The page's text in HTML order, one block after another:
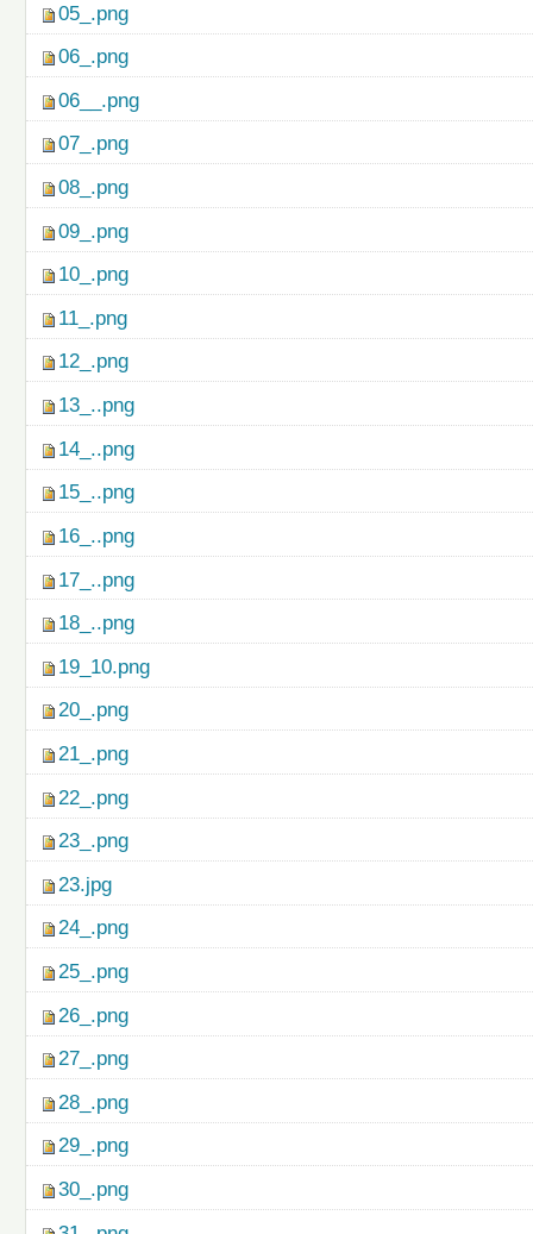
05_.png
06_.png
06__.png
07_.png
08_.png
09_.png
10_.png
11_.png
12_.png
13_..png
14_..png
15_..png
16_..png
17_..png
18_..png
19_10.png
20_.png
21_.png
22_.png
23_.png
23.jpg
24_.png
25_.png
26_.png
27_.png
28_.png
29_.png
30_.png